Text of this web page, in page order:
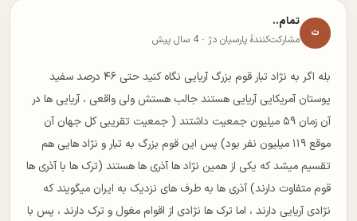
ت
تمام..
مشارکت‌کنندهٔ پارسیان دژ ·4 سال پیش
بله اگر به نژاد تبار قوم بزرگ آریایی نگاه کنید حتی ۴۶ درصد سفید
پوستان آمریکایی آریایی هستند جالب هستش ولی واقعی ، آریایی ها در
آن زمان ۵۹ میلیون جمعیت داشتند ( جمعیت تقریبی کل جهان آن
موقع ۱۱۹ میلیون نفر بود) پس این قوم بزرگ به تبار و نژاد هایی هم
تقسیم میشد که یکی از همین نژاد ها آذری ها هستند (ترک ها با آذری ها
قوم متفاوت دارند) آذری ها به طرف های نزدیک به ایران میگویند که
نژادی آریایی دارند ، اما ترک ها نژادی از اقوام مغول و ترک دارند ، پس با